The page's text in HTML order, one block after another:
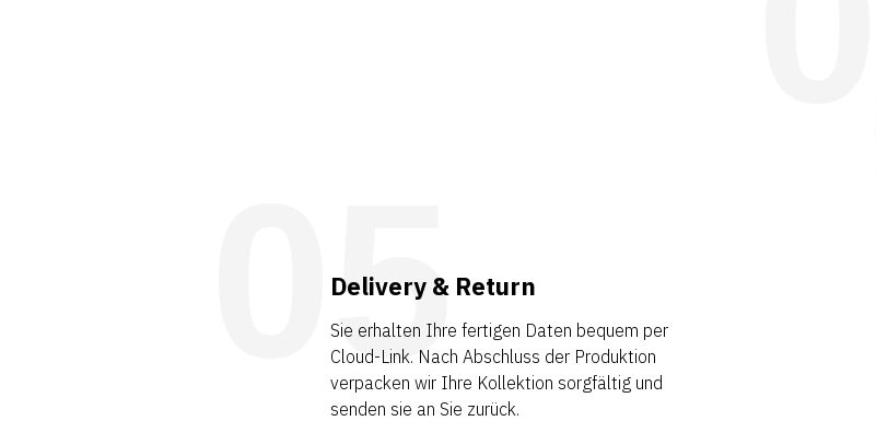
Delivery & Return
Sie erhalten Ihre fertigen Daten bequem per
Cloud-Link. Nach Abschluss der Produktion
verpacken wir Ihre Kollektion sorgfältig und
senden sie an Sie zurück.
05